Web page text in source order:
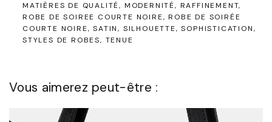
MATIÈRES DE QUALITÉ MODERNITÉ RAFFINEMENT
ROBE DE SOIREE COURTE NOIRE
ROBE DE SOIRÉE
COURTE NOIRE
SATIN SILHOUETTE
SOPHISTICATION
STYLES DE ROBES TENUE
Vous aimerez peut-être :